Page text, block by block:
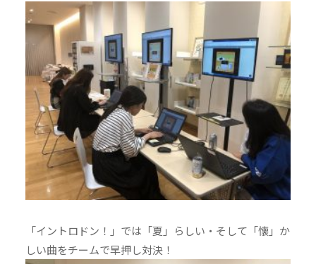
「イントロドン！」では「夏」らしい・そして「懐」か
しい曲をチームで早押し対決！